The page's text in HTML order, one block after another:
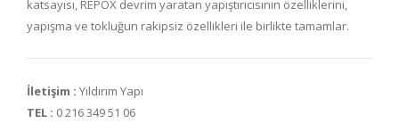
katsayısı, REPOX devrim yaratan yapıştırıcısının özelliklerini,
yapışma ve tokluğun rakipsiz özellikleri ile birlikte tamamlar.
İletişim : Yıldırım Yapı
TEL : 0 216 349 51 06